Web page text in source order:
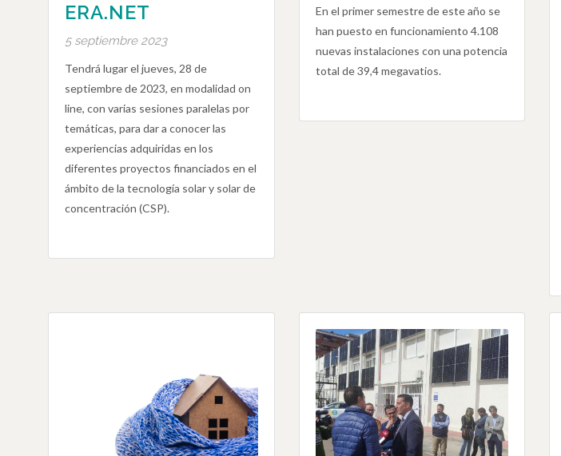
ERA.NET
5 septiembre 2023
Tendrá lugar el jueves, 28 de
septiembre de 2023, en modalidad on
line, con varias sesiones paralelas por
temáticas, para dar a conocer las
experiencias adquiridas en los
diferentes proyectos financiados en el
ámbito de la tecnología solar y solar de
concentración (CSP).
En el primer semestre de este año se
han puesto en funcionamiento 4.108
nuevas instalaciones con una potencia
total de 39,4 megavatios.